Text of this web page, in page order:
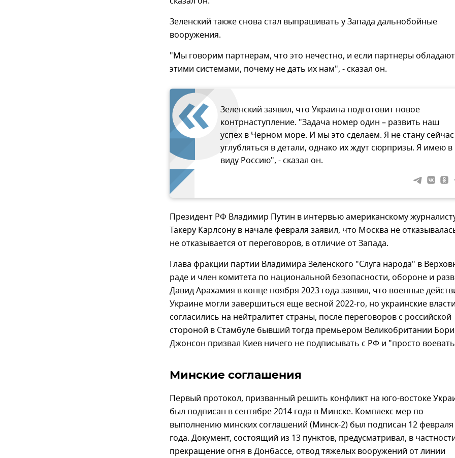
Зеленский также снова стал выпрашивать у Запада дальнобойные
вооружения.
"Мы говорим партнерам, что это нечестно, и если партнеры обладают
этими системами, почему не дать их нам", - сказал он.
Зеленский заявил, что Украина подготовит новое
контрнаступление. "Задача номер один – развить наш
успех в Черном море. И мы это сделаем. Я не стану сейчас
углубляться в детали, однако их ждут сюрпризы. Я имею в
виду Россию", - сказал он.
Президент РФ Владимир Путин в интервью американскому
Такеру Карлсону в начале февраля заявил, что Москва не
не отказывается от переговоров, в отличие от Запада.
Глава фракции партии Владимира Зеленского "Слуга народа" в
раде и член комитета по национальной безопасности, обороне и
Давид Арахамия в конце ноября 2023 года заявил, что военные
Украине могли завершиться еще весной 2022-го, но украинские
согласились на нейтралитет страны, после переговоров с российской
стороной в Стамбуле бывший тогда премьером Великобритании
Джонсон призвал Киев ничего не подписывать с РФ и "просто
Минские соглашения
Первый протокол, призванный решить конфликт на юго-востоке
был подписан в сентябре 2014 года в Минске. Комплекс мер по
выполнению минских соглашений (Минск-2) был подписан 12 февраля
года. Документ, состоящий из 13 пунктов, предусматривал, в
прекращение огня в Донбассе, отвод тяжелых вооружений от линии